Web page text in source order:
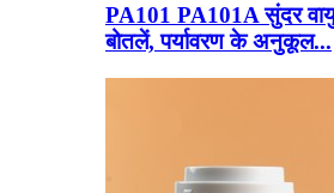
PA101 PA101A सुंदर
बोतलें, पर्यावरण के अनुकूल...